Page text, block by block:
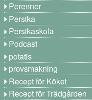
Perenner
Persika
Persikaskola
Podcast
potatis
provsmakning
Recept för Köket
Recept för Trädgården